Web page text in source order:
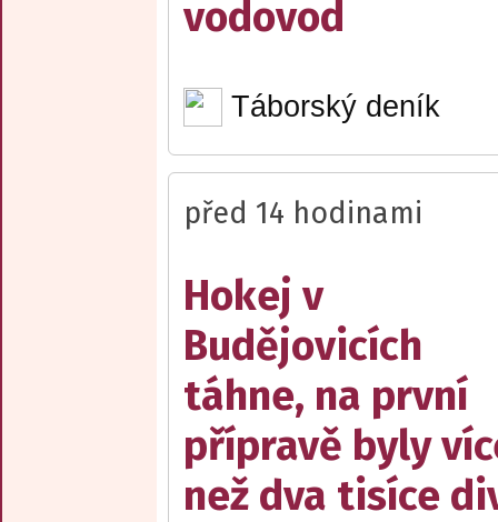
vodovod
Táborský deník
před 14 hodinami
Hokej v
Budějovicích
táhne, na první
přípravě byly
než dva tisíce